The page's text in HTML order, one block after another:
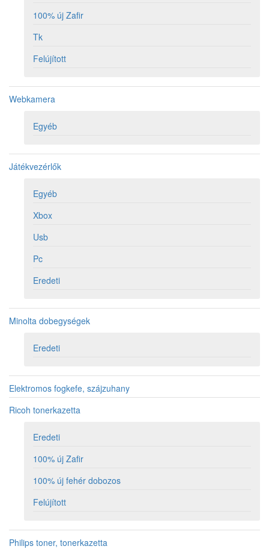
100% új Zafir
Tk
Felújított
Webkamera
Egyéb
Játékvezérlők
Egyéb
Xbox
Usb
Pc
Eredeti
Minolta dobegységek
Eredeti
Elektromos fogkefe, szájzuhany
Ricoh tonerkazetta
Eredeti
100% új Zafir
100% új fehér dobozos
Felújított
Philips toner, tonerkazetta